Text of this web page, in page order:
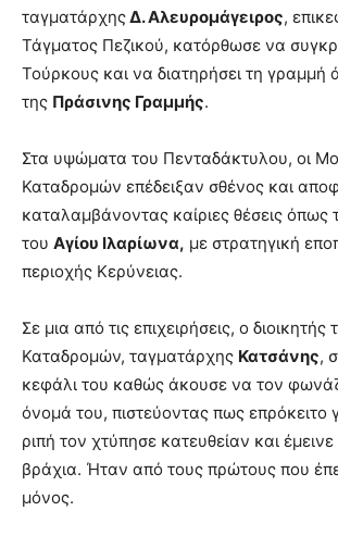
ταγματάρχηςΔ. Αλευρομάγειρος,
Τάγματος Πεζικού, κατόρθωσε να
Τούρκους και να διατηρήσει τη γραμμή
της Πράσινης Γραμμής.
Στα υψώματα του Πενταδάκτυλου, οι
Καταδρομών επέδειξαν σθένος και
καταλαμβάνοντας καίριες θέσεις όπως
του Αγίου Ιλαρίωνα, με στρατηγική
περιοχής Κερύνειας.
Σε μια από τις επιχειρήσεις, ο
Καταδρομών, ταγματάρχης Κατσάνης,
κεφάλι του καθώς άκουσε να τον
όνομά του, πιστεύοντας πως επρόκειτο
ριπή τον χτύπησε κατευθείαν και
βράχια. Ήταν από τους πρώτους που
μόνος.